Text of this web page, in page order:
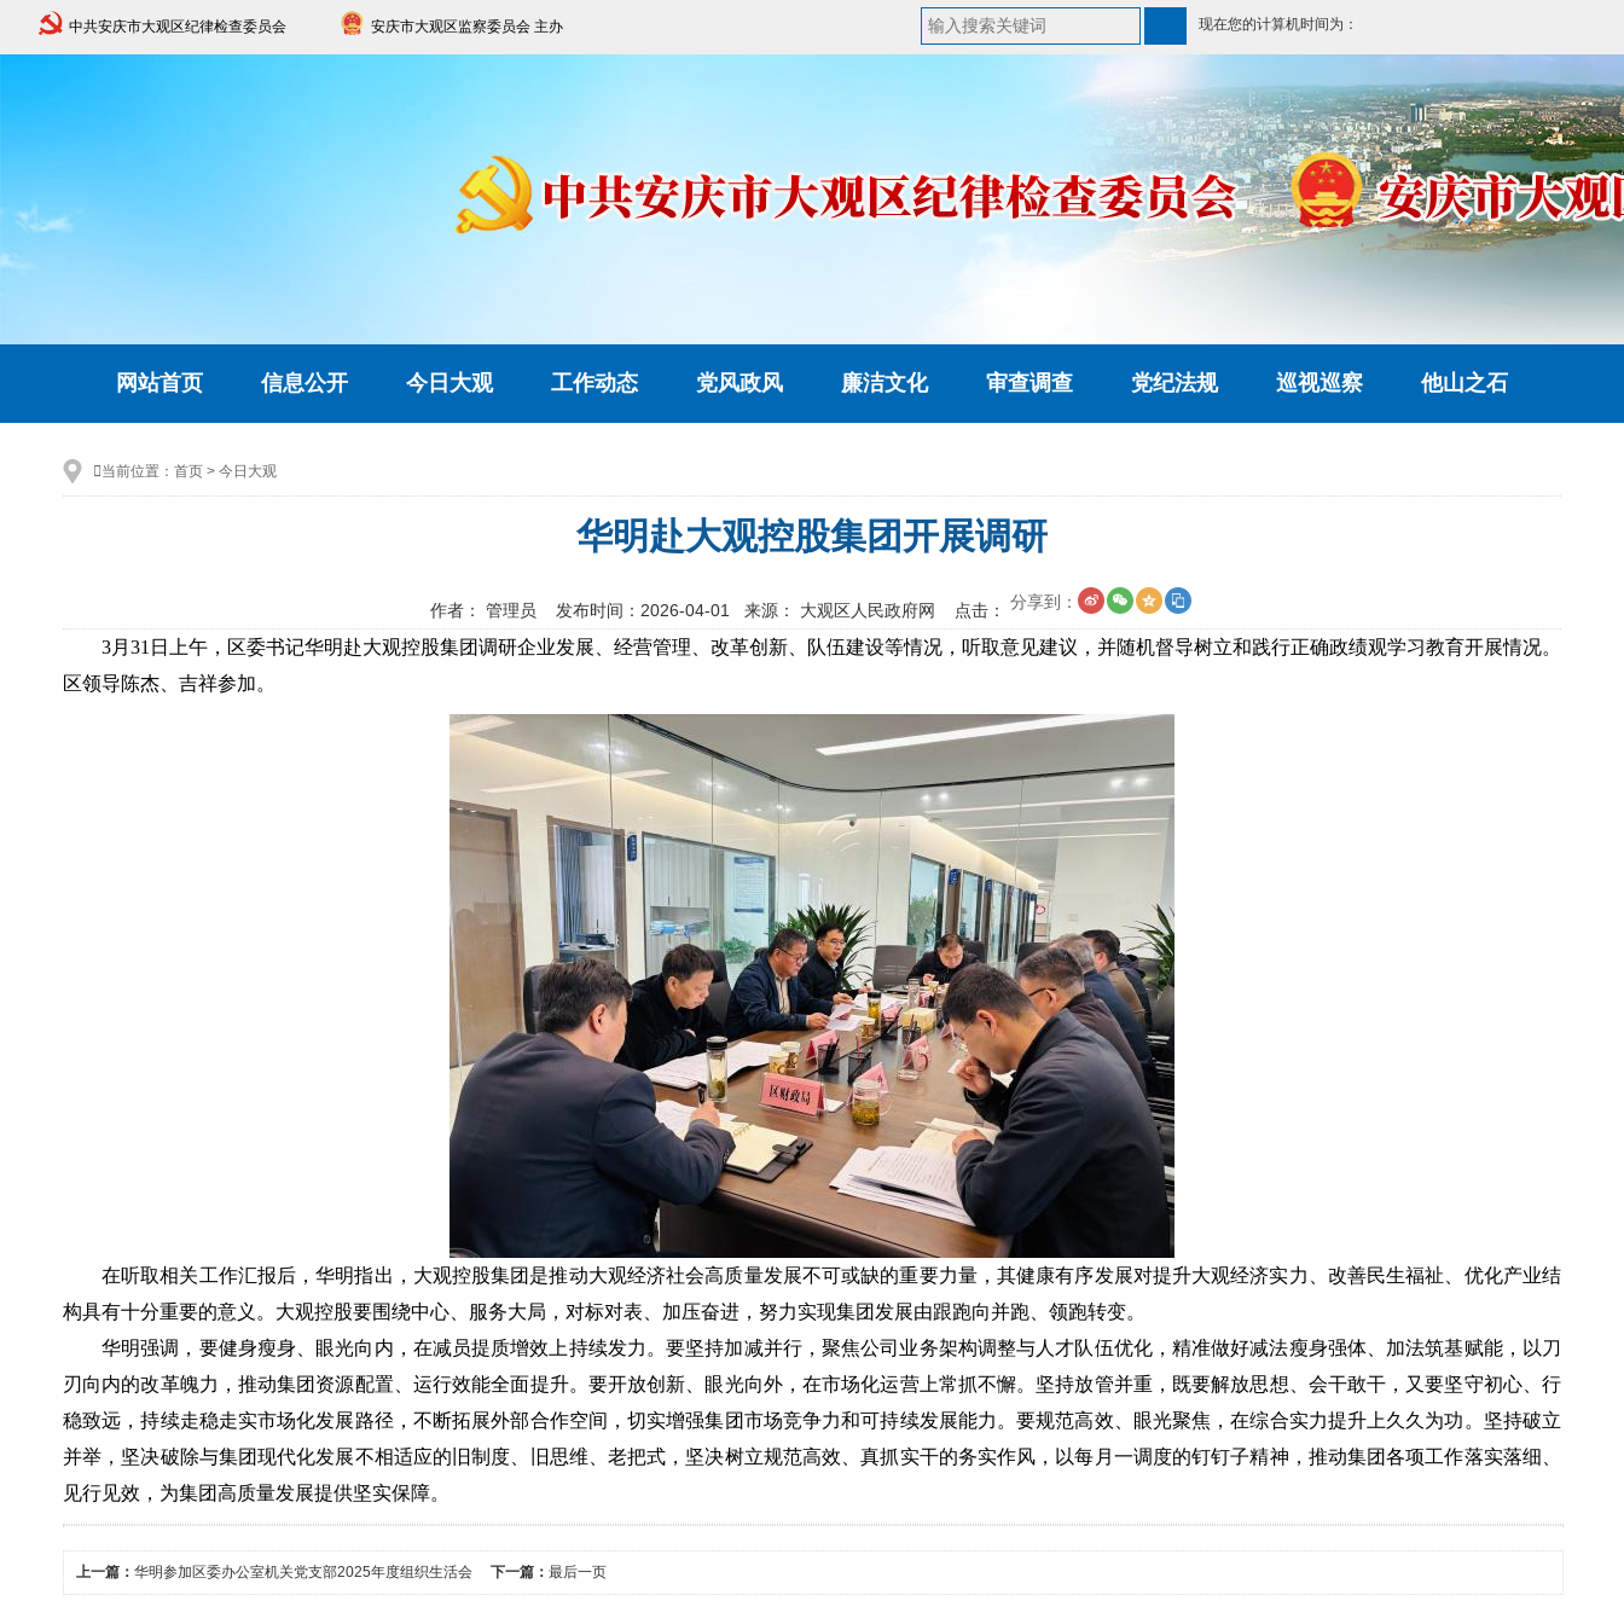
中共安庆市大观区纪律检查委员会 安庆市大观区监察委员会 主办 现在您的计算机时间为：
网站首页 信息公开 今日大观 工作动态 党风政风 廉洁文化 审查调查 党纪法规 巡视巡察 他山之石
当前位置： 首页 > 今日大观
华明赴大观控股集团开展调研
作者： 管理员 发布时间：2026-04-01 来源： 大观区人民政府网 点击： 分享到：
3月31日上午，区委书记华明赴大观控股集团调研企业发展、经营管理、改革创新、队伍建设等情况，听取意见建议，并随机督导树立和践行正确政绩观学习教育开展情况。
区领导陈杰、吉祥参加。
在听取相关工作汇报后，华明指出，大观控股集团是推动大观经济社会高质量发展不可或缺的重要力量，其健康有序发展对提升大观经济实力、改善民生福祉、优化产业结
构具有十分重要的意义。大观控股要围绕中心、服务大局，对标对表、加压奋进，努力实现集团发展由跟跑向并跑、领跑转变。
华明强调，要健身瘦身、眼光向内，在减员提质增效上持续发力。要坚持加减并行，聚焦公司业务架构调整与人才队伍优化，精准做好减法瘦身强体、加法筑基赋能，以刀
刃向内的改革魄力，推动集团资源配置、运行效能全面提升。要开放创新、眼光向外，在市场化运营上常抓不懈。坚持放管并重，既要解放思想、会干敢干，又要坚守初心、行
稳致远，持续走稳走实市场化发展路径，不断拓展外部合作空间，切实增强集团市场竞争力和可持续发展能力。要规范高效、眼光聚焦，在综合实力提升上久久为功。坚持破立
并举，坚决破除与集团现代化发展不相适应的旧制度、旧思维、老把式，坚决树立规范高效、真抓实干的务实作风，以每月一调度的钉钉子精神，推动集团各项工作落实落细、
见行见效，为集团高质量发展提供坚实保障。
上一篇： 华明参加区委办公室机关党支部2025年度组织生活会 下一篇： 最后一页